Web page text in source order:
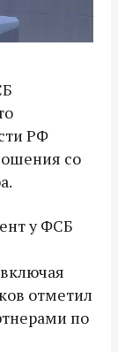
РФ
со
у ФСБ
отметил
по